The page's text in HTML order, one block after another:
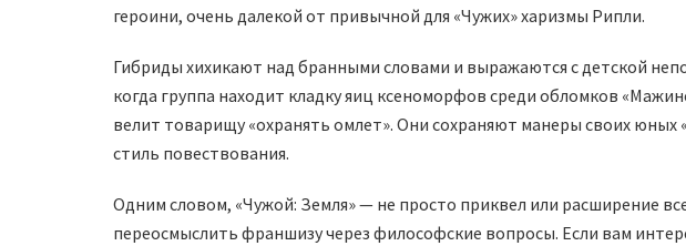
героини, очень далекой от привычной для «Чужих» харизмы Рипли.
Гибриды хихикают над бранными словами и выражаются с детской
когда группа находит кладку яиц ксеноморфов среди обломков
велит товарищу «охранять омлет». Они сохраняют манеры своих юных
стиль повествования.
Одним словом, «Чужой: Земля» — не просто приквел или расширение
переосмыслить франшизу через философские вопросы. Если вам